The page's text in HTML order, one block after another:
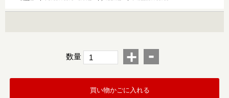
数量 + -
買い物かごに入れる